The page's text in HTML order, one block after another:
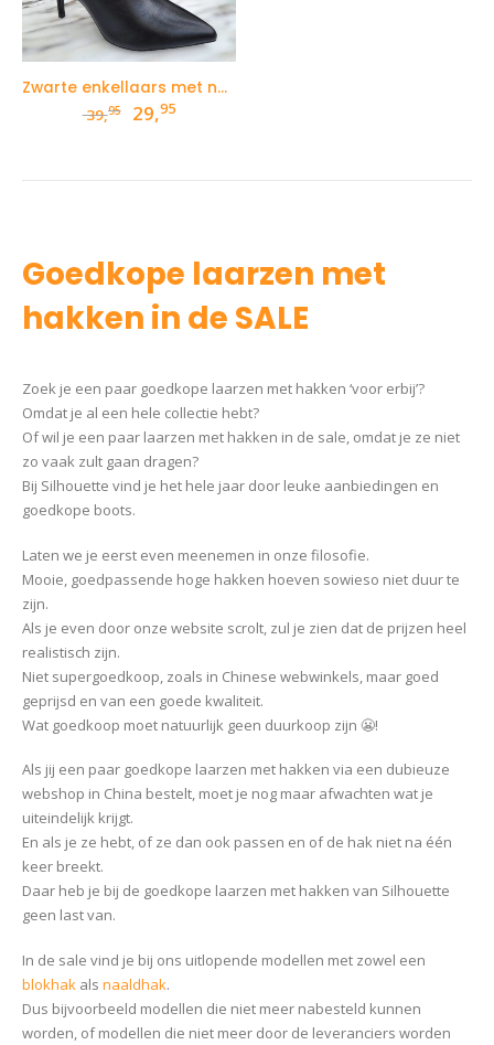
Zwarte enkellaars met naaldhak en zilveren studs
39,95 Oorspronkelijke
prijs
29,95Huidige
Goedkope laarzen met
hakken in de SALE
Zoek je een paar goedkope laarzen met hakken ‘voor erbij’?
Omdat je al een hele collectie hebt?
Of wil je een paar laarzen met hakken in de sale, omdat je ze niet
zo vaak zult gaan dragen?
Bij Silhouette vind je het hele jaar door leuke aanbiedingen en
goedkope boots.
Laten we je eerst even meenemen in onze filosofie.
Mooie, goedpassende hoge hakken hoeven sowieso niet duur te
zijn.
Als je even door onze website scrolt, zul je zien dat de prijzen heel
realistisch zijn.
Niet supergoedkoop, zoals in Chinese webwinkels, maar goed
geprijsd en van een goede kwaliteit.
Wat goedkoop moet natuurlijk geen duurkoop zijn 😬!
Als jij een paar goedkope laarzen met hakken via een dubieuze
webshop in China bestelt, moet je nog maar afwachten wat je
uiteindelijk krijgt.
En als je ze hebt, of ze dan ook passen en of de hak niet na één
keer breekt.
Daar heb je bij de goedkope laarzen met hakken van Silhouette
geen last van.
In de sale vind je bij ons uitlopende modellen met zowel een
blokhak als naaldhak.
Dus bijvoorbeeld modellen die niet meer nabesteld kunnen
worden, of modellen die niet meer door de leveranciers worden